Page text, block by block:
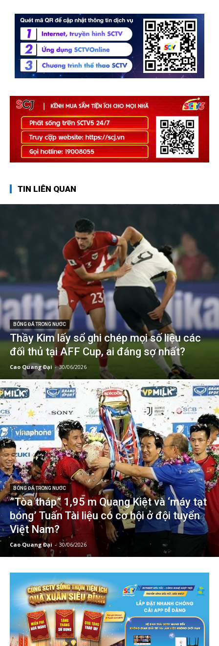
TIN LIÊN QUAN
BÓNG ĐÁ TRONG NƯỚC
Thầy Kim lấy sổ ghi chép mọi số liệu các
đối thủ tại AFF Cup, ai đáng sợ nhất?
Cao Quang Đại - 30/06/2026
BÓNG ĐÁ TRONG NƯỚC
”Tòa tháp” 1,95 m Quang Kiệt và ‘máy tạt
bóng’ Tuấn Tài liệu có cơ hội ở đội tuyển
Việt Nam?
Cao Quang Đại - 30/06/2026